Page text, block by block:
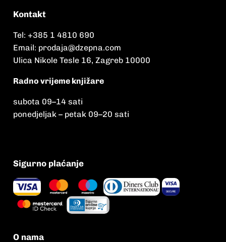
Kontakt
Tel: +385 1 4810 690
Email: prodaja@dzepna.com
Ulica Nikole Tesle 16, Zagreb 10000
Radno vrijeme knjižare
subota 09–14 sati
ponedjeljak – petak 09–20 sati
Sigurno plaćanje
O nama